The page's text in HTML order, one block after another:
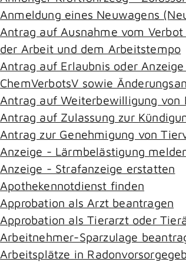
Anmeldung eines Neuwagens
Antrag auf Ausnahme vom
der Arbeit und dem Arbeitstempo
Antrag auf Erlaubnis oder
ChemVerbotsV sowie
Antrag auf Weiterbewilligung von
Antrag auf Zulassung zur
Antrag zur Genehmigung von
Anzeige - Lärmbelästigung
Anzeige - Strafanzeige erstatten
Apothekennotdienst finden
Approbation als Arzt beantragen
Approbation als Tierarzt oder
Arbeitnehmer-Sparzulage
Arbeitsplätze in